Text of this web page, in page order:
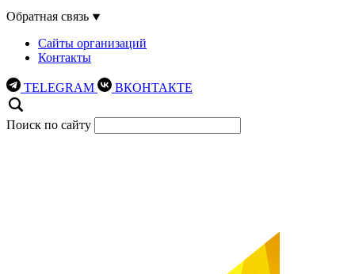
Обратная связь
Сайты организаций
Контакты
TELEGRAM ВКОНТАКТЕ
Поиск по сайту